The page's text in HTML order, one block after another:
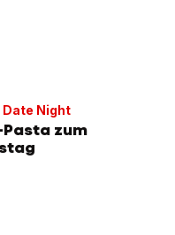
Night
zum